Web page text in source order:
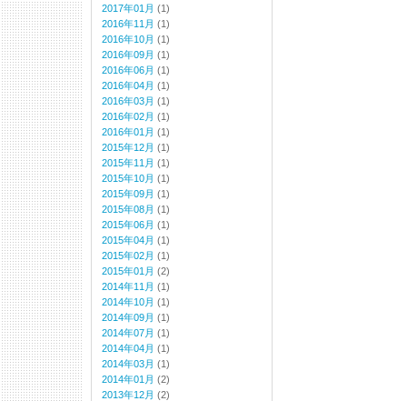
2017年01月 (1)
2016年11月 (1)
2016年10月 (1)
2016年09月 (1)
2016年06月 (1)
2016年04月 (1)
2016年03月 (1)
2016年02月 (1)
2016年01月 (1)
2015年12月 (1)
2015年11月 (1)
2015年10月 (1)
2015年09月 (1)
2015年08月 (1)
2015年06月 (1)
2015年04月 (1)
2015年02月 (1)
2015年01月 (2)
2014年11月 (1)
2014年10月 (1)
2014年09月 (1)
2014年07月 (1)
2014年04月 (1)
2014年03月 (1)
2014年01月 (2)
2013年12月 (2)